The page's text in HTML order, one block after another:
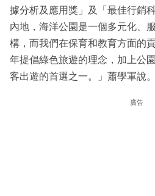
據分析及應用獎」及「最佳行銷
內地，海洋公園是一個多元化、
構，而我們在保育和教育方面的
年提倡綠色旅遊的理念，加上公
客出遊的首選之一。」蕭學軍說。
廣告